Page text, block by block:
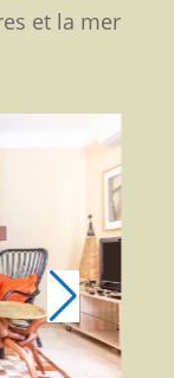
et la mer